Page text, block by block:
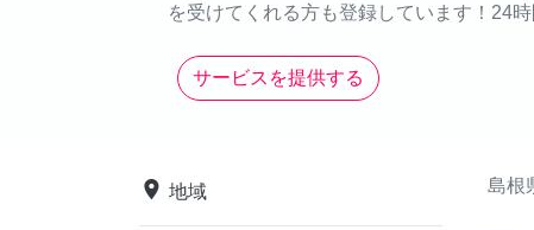
を受けてくれる方も登録しています！24
サービスを提供する
place 地域 島根